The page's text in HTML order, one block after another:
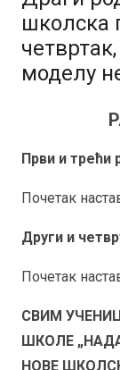
школска
моделу
Први и трећи
Почетак
Други и
Почетак
СВИМ
ШКОЛЕ
НОВЕ